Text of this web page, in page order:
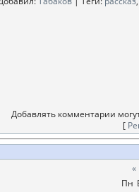
Добавлять комментарии
[
«
Пн